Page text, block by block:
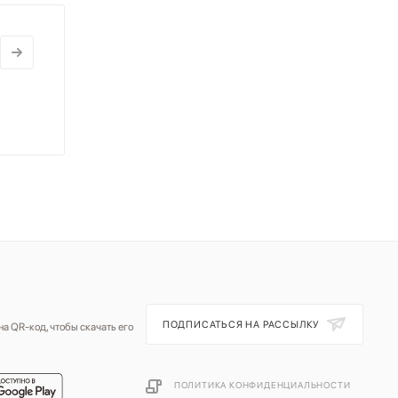
QR-код, чтобы скачать его
ПОДПИСАТЬСЯ НА РАССЫЛКУ
ПОЛИТИКА КОНФИДЕНЦИАЛЬНОСТИ